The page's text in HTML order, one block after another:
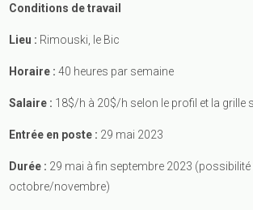
Conditions de travail
Lieu : Rimouski, le Bic
Horaire : 40 heures par semaine
Salaire : 18$/h à 20$/h selon le profil et la grille
Entrée en poste : 29 mai 2023
Durée : 29 mai à fin septembre 2023 (possibilité
octobre/novembre)